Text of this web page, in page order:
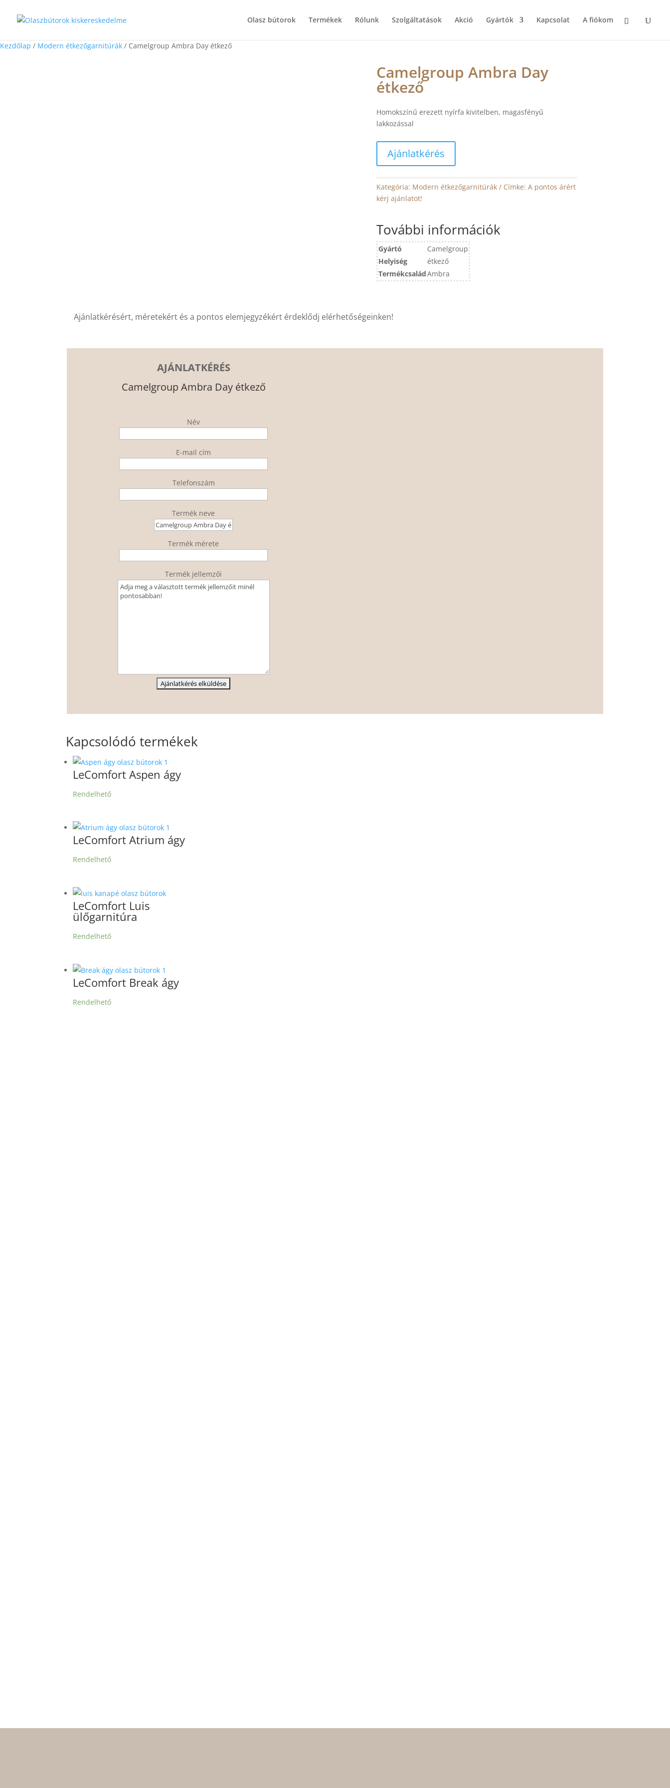
Olasz bútorok Termékek Rólunk Szolgáltatások Akció Gyártók Kapcsolat A fiókom
Kezdőlap / Modern étkezőgarnitúrák / Camelgroup Ambra Day étkező
Camelgroup Ambra Day
étkező
Homokszínű erezett nyírfa kivitelben, magasfényű
lakkozással
Ajánlatkérés
Kategória: Modern étkezőgarnitúrák Címke:A pontos árért
kérj ajánlatot!
További információk
Gyártó
Camelgroup
Helyiség
étkező
TermékcsaládAmbra
Ajánlatkérésért, méretekért és a pontos elemjegyzékért érdeklődj elérhetőségeinken!
AJÁNLATKÉRÉS
Camelgroup Ambra Day étkező
Név
E-mail cím
Telefonszám
Termék neve
Termék mérete
Termék jellemzői
Kapcsolódó termékek
LeComfort Aspen ágy
Rendelhető
LeComfort Atrium ágy
Rendelhető
LeComfort Luis
ülőgarnitúra
Rendelhető
LeComfort Break ágy
Rendelhető